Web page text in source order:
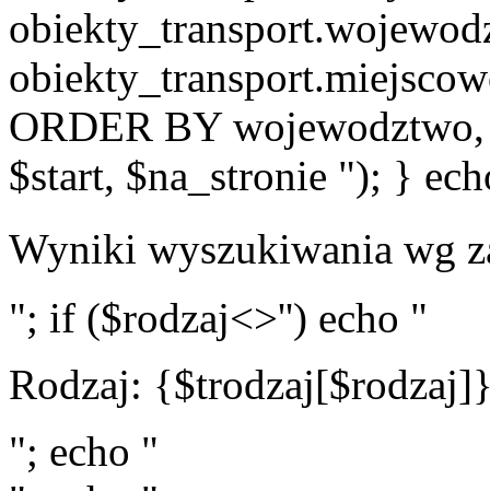
ORDER BY
$start, $na_stronie "); }
Wyniki wyszukiwania wg
"; if ($rodzaj<>'') echo "
Rodzaj:
"; echo "